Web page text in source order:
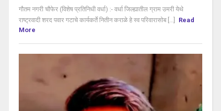
गौतम नगरी चौफेर (विशेष प्रतिनिधी वर्धा) :- वर्धा जिल्ह्यातील ग्राम उमरी येथे
राष्ट्रवादी शरद पवार गटाचे कार्यकर्ते नितीन कराळे हे स्व परिवारासोब [...]
Read
More